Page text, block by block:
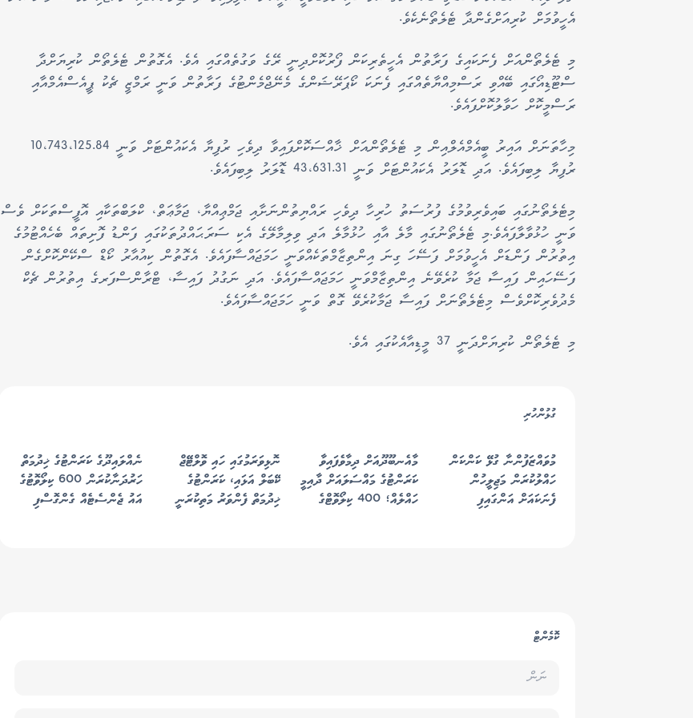
އެހީވުމަށް ކުރިއަށްގެންދާ ޓެލެތޯނެކެވެ.
މި ޓެލެތޯންއަށް ފެނަކައިގެ ފަރާތުން އެހީތެރިކަން ފޯރުކޮށްދިނީ ރޭގެ ވަގުތެއްގައި އެވެ. އެގޮތުން ޓެލެތޯން ކުރިޔަށްދާ
ސްޓޫޑިއޯގައި ބޭއްވި ރަސްމިއްޔާތެއްގައި ފެނަކަ ކޯޕަރޭޝަންގެ މެނޭޖްމެންޓުގެ ފަރާތުން ވަނީ ރަމްޒީ ޗެކު ޕީއެސްއެމްއާއި
ރަސްމީކޮށް ހަވާލުކޮށްފައެވެ.
މިހާތަނަށް އައިރު ބީއެމްއެލްއިން މި ޓެލެތޯންއަށް ޚާއްސަކޮށްފައިވާ ދިވެހި ރުފިޔާ އެކައުންޓަށް ވަނީ 10،743،125.84
ރުފިޔާ ލިބިފައެވެ. އަދި ޑޮލަރު އެކައުންޓަށް ވަނީ 43،631.31 ޑޮލަރު ލިބިފައެވެ.
މިޓެލެތޯނުގައި ބައިވެރިވުމުގެ ފުރުސަތު ހުރިހާ ދިވެހި ރައްޔިތުންނަށާއި ޖަމްޢިއްޔާ، ޖަމާޢަތް، ކްލަބްތަކާއި އޮފީސްތަކަށް ވެސް
ވަނީ ހުޅުވާލާފައެވެ.މި ޓެލެތޯނުގައި މާލެ އާއި ހުޅުމާލެ އަދި ވިލިމާލޭގެ އެކި ސަރަޙައްދުތަކުގައި ފަންޑު ފޮށިތައް ބެހެއްޓުމުގެ
އިތުރުން ފަންޑަށް އެހީވުމަށް ފަސޭހަ ގިނަ އިންތިޒާމްތަކެއްވަނީ ހަމަޖައްސާފައެވެ. އެގޮތުން ކިއުއާރު ކޯޑް ސްކޭންކޮށްގެން
ފަސޭހައިން ފައިސާ ޖަމާ ކުރެވޭނެ އިންތިޒާމްވަނީ ހަމަޖައްސާފައެވެ. އަދި ނަގުދު ފައިސާ، ޓްރާންސްފަރގެ އިތުރުން ޗެކް
މެދުވެރިކޮށްވެސް މިޓެލެތޯނަށް ފައިސާ ޖަމާކުރެވޭ ގޮތް ވަނީ ހަމަޖައްސާފައެވެ.
މި ޓެލެތޯން ކުރިޔަށްދަނީ 37 މީޑިއާއެކުގައި އެވެ.
ކޮމެންޓް
ގުޅުންހުރި
މުވައްޒަފުންނާ ގުޅޭ ކަންކަން
ހައްލުކުރަން މަޖިލީހުން
ފެނަކައަށް އަންގައިފި
މާއެނބޫދޫއަށް ދިމާވެފައިވާ
ކަރަންޓުގެ މައްސަލައަށް ދާއިމީ
ހައްލެއް؛ 400 ކިލޯވޮޓްގެ
ނޮޅިވަރަމުގައި ހައި ވޮލްޓޭޖް
ކޭބަލް އަޅައި، ކަރަންޓުގެ
ޚިދުމަތް ފެންވަރު މަތިކުރަނީ
ނެއްލައިދޫގެ ކަރަންޓުގެ ޚިދުމަތް
ހަރުދަނާކުރަން 600 ކިލޯވޮޓުގެ
އައު ޖެންސެޓެއް ގެންގޮސްފި